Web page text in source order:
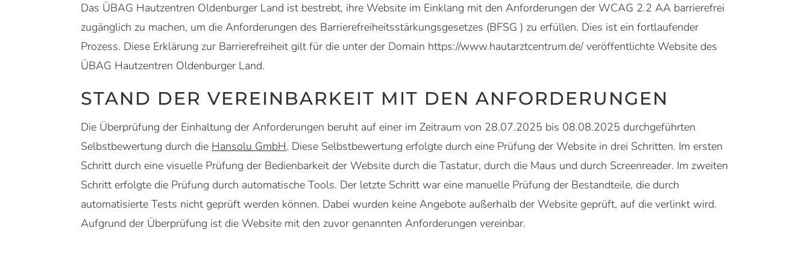
Das ÜBAG Hautzentren Oldenburger Land ist bestrebt, ihre Website im Einklang mit den Anforderungen der WCAG 2.2 AA barrierefrei
zugänglich zu machen, um die Anforderungen des Barrierefreiheitsstärkungsgesetzes (BFSG ) zu erfüllen. Dies ist ein fortlaufender
Prozess. Diese Erklärung zur Barrierefreiheit gilt für die unter der Domain https://www.hautarztcentrum.de/ veröffentlichte Website des
ÜBAG Hautzentren Oldenburger Land.
STAND DER VEREINBARKEIT MIT DEN ANFORDERUNGEN
Die Überprüfung der Einhaltung der Anforderungen beruht auf einer im Zeitraum von 28.07.2025 bis 08.08.2025 durchgeführten
Selbstbewertung durch die Hansolu GmbH. Diese Selbstbewertung erfolgte durch eine Prüfung der Website in drei Schritten. Im ersten
Schritt durch eine visuelle Prüfung der Bedienbarkeit der Website durch die Tastatur, durch die Maus und durch Screenreader. Im zweiten
Schritt erfolgte die Prüfung durch automatische Tools. Der letzte Schritt war eine manuelle Prüfung der Bestandteile, die durch
automatisierte Tests nicht geprüft werden können. Dabei wurden keine Angebote außerhalb der Website geprüft, auf die verlinkt wird.
Aufgrund der Überprüfung ist die Website mit den zuvor genannten Anforderungen vereinbar.